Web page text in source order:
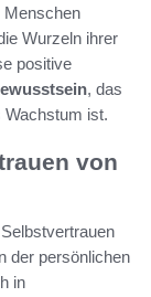
Menschen
Wurzeln ihrer
positive
, das
Wachstum ist.
von
der persönlichen
in